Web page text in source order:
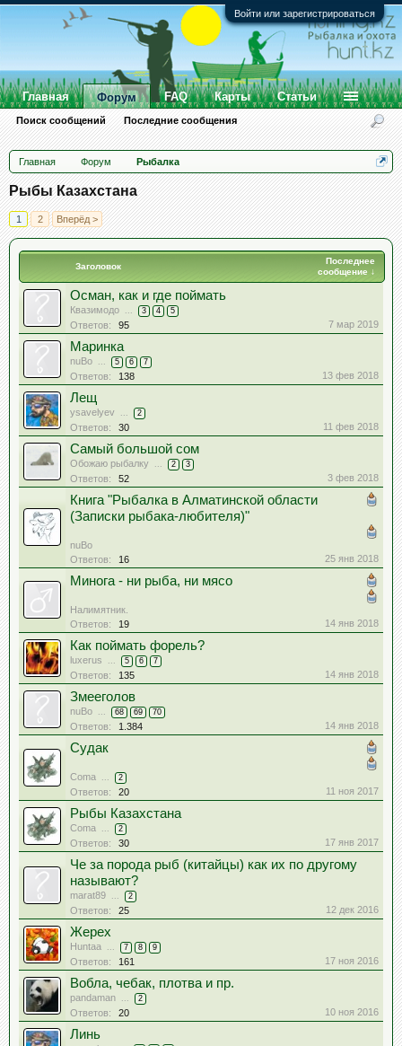
Войти или зарегистрироваться
Главная Форум Рыбалка
Рыбы Казахстана
1 2 Вперёд >
Заголовок
Последнее
сообщение ↓
Осман, как и где поймать
Квазимодо ... 3 4 5
Ответов: 95 7 мар 2019
Маринка
nuBo ... 5 6 7
Ответов: 138 13 фев 2018
Лещ
ysavelyev ... 2
Ответов: 30 11 фев 2018
Самый большой сом
Обожаю рыбалку ... 2 3
Ответов: 52 3 фев 2018
Книга "Рыбалка в Алматинской области
(Записки рыбака-любителя)"
nuBo
Ответов:
16 25 янв 2018
Минога - ни рыба, ни мясо
Налимятник.
Ответов:
19 14 янв 2018
Как поймать форель?
luxerus ... 5 6 7
Ответов: 135 14 янв 2018
Змееголов
nuBo ... 68 69 70
Ответов: 1.384 14 янв 2018
Судак
Coma ... 2
Ответов: 20 11 ноя 2017
Рыбы Казахстана
Coma ... 2
Ответов: 30 17 янв 2017
Че за порода рыб (китайцы) как их по другому
называют?
marat89 ... 2
Ответов: 25 12 дек 2016
Жерех
Huntaa ... 7 8 9
Ответов: 161 17 ноя 2016
Вобла, чебак, плотва и пр.
pandaman ... 2
Ответов: 20 10 ноя 2016
Линь
Главная Форум
Поиск сообщений Последние сообщения
FAQ Карты Статьи